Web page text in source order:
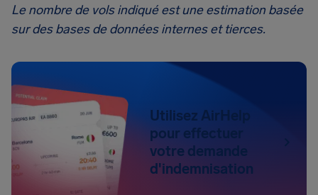
Le nombre de vols indiqué est une estimation basée
sur des bases de données internes et tierces.
Utilisez AirHelp
pour effectuer
votre demande
d'indemnisation